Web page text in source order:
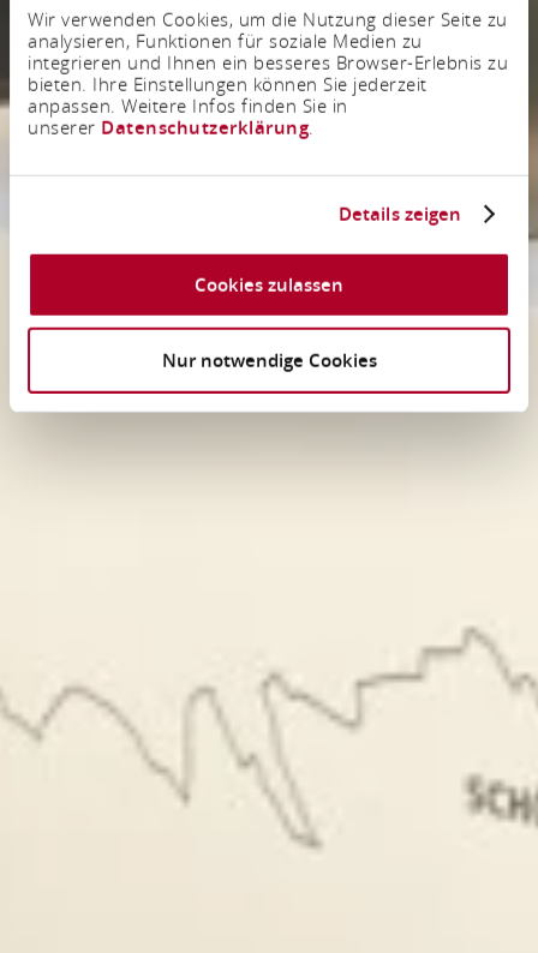
Wir verwenden Cookies, um die Nutzung dieser Seite zu
analysieren, Funktionen für soziale Medien zu
integrieren und Ihnen ein besseres Browser-Erlebnis zu
bieten. Ihre Einstellungen können Sie jederzeit
anpassen. Weitere Infos finden Sie in
unserer Datenschutzerklärung.
Details zeigen
Cookies zulassen
Nur notwendige Cookies